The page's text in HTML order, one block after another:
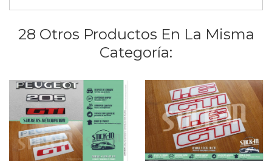
28 Otros Productos En La Misma
Categoría: